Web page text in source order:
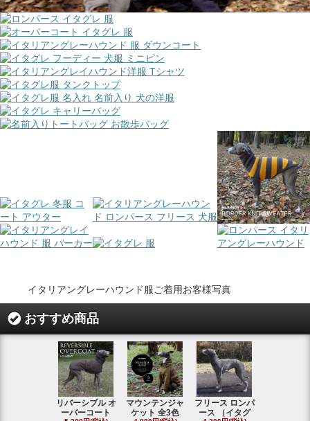
イタリアングレーハウンド服ご着用お客様写真
おすすめ商品
リバーシブル オ
ーバーコート
マウンテンジャ
ケット 全3色
フリース ロンパ
ース （イタグ